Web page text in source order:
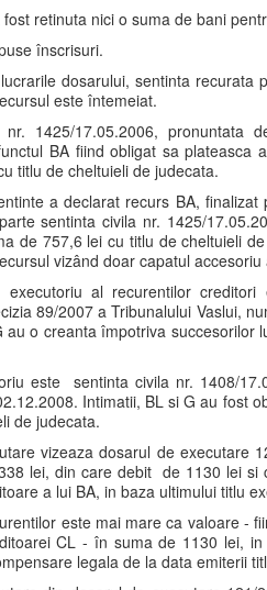
retinuta nici o suma de bani
înscrisuri.
dosarului, sentinta
este întemeiat.
1425/17.05.2006, pronuntata
BA fiind obligat sa
titlu de cheltuieli de judecata.
a declarat recurs BA,
sentinta civila nr. 1425/
de 757,6 lei cu titlu de cheltuieli
vizând doar capatul accesoriu
executoriu al recurentilor
89/2007 a Tribunalului Vaslui,
au o creanta împotriva
este sentinta civila nr. 1408/
Intimatii, BL si G au fost
de judecata.
vizeaza dosarul de
lei, din care debit de 1130 lei
a lui BA, in baza ultimului titlu
este mai mare ca valoare -
CL - în suma de 1130 lei,
legala de la data emiterii